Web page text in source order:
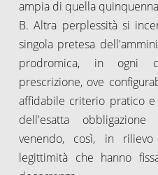
ampia di quella
B. Altra perplessità si
singola pretesa
prodromica, in ogni
prescrizione, ove
affidabile criterio pratico
dell'esatta
venendo, così, in
legittimità che hanno